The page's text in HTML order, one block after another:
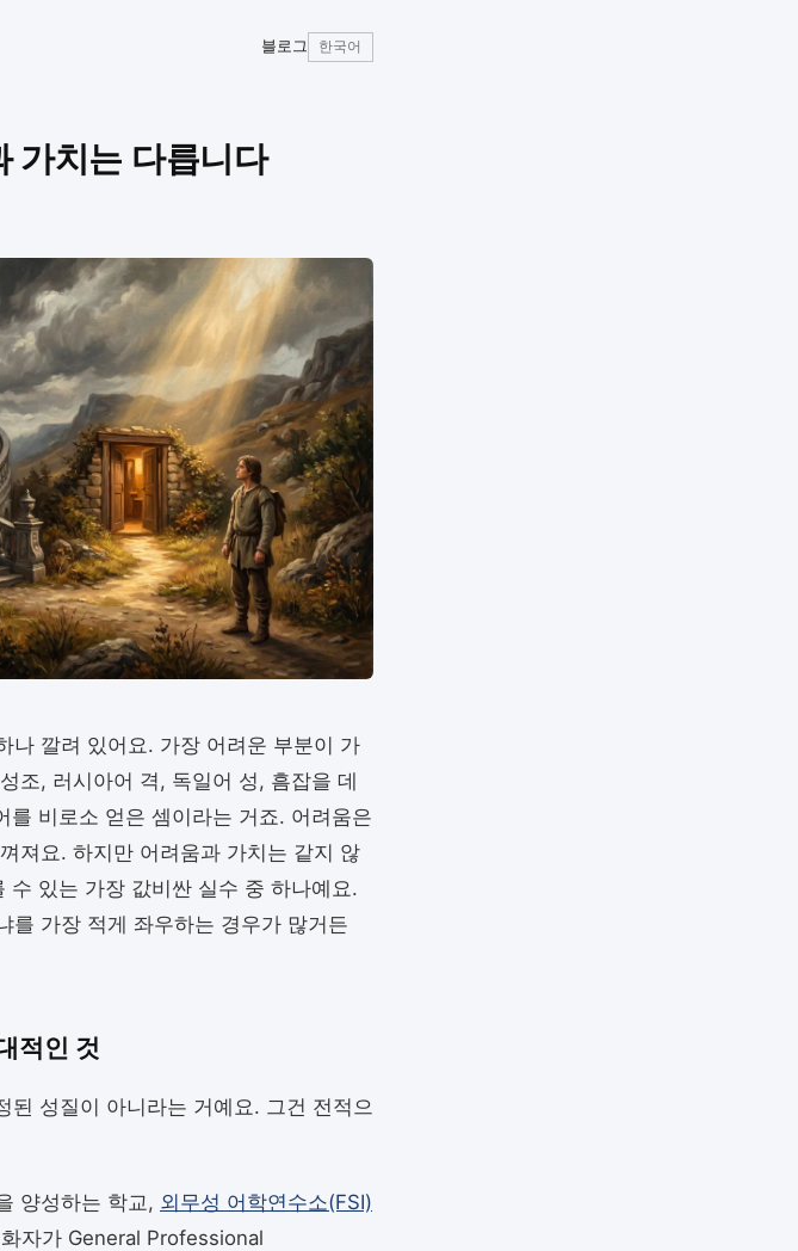
블로그 한국어
가치는 다릅니다
나 깔려 있어요. 가장 어려운 부분이 가
조, 러시아어 격, 독일어 성, 흠잡을 데
비로소 얻은 셈이라는 거죠. 어려움은
져요. 하지만 어려움과 가치는 같지 않
있는 가장 값비싼 실수 중 하나예요.
를 가장 적게 좌우하는 경우가 많거든
적인 것
된 성질이 아니라는 거예요. 그건 전적으
양성하는 학교, 외무성 어학연수소(FSI)
자가 General Professional